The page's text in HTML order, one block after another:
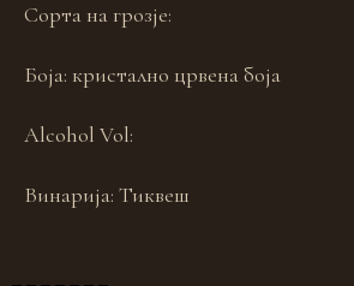
Сорта на грозје:
Боја: кристално црвена боја
Alcohol Vol:
Винарија: Тиквеш